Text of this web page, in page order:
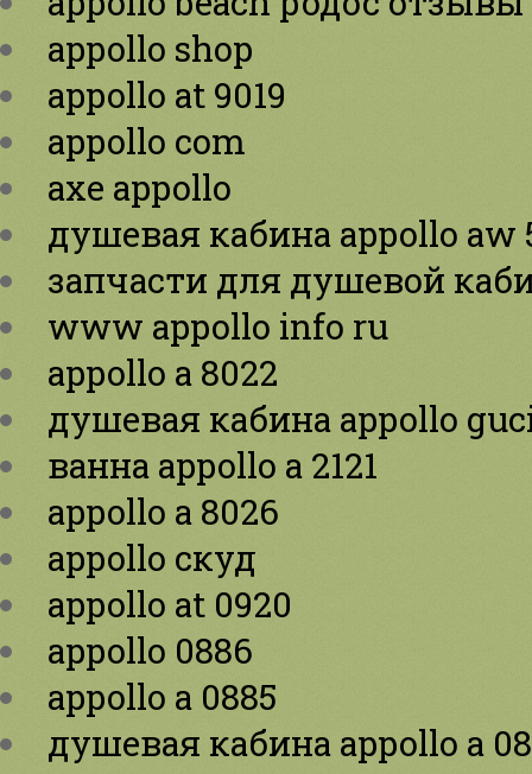
appollo shop
appollo at 9019
appollo com
axe appollo
душевая кабина appollo aw
запчасти для душевой
www appollo info ru
appollo a 8022
душевая кабина appollo
ванна appollo a 2121
appollo a 8026
appollo скуд
appollo at 0920
appollo 0886
appollo a 0885
душевая кабина appollo a